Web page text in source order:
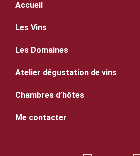
Accueil
Les Vins
Les Domaines
Atelier dégustation de vins
Chambres d’hôtes
Me contacter